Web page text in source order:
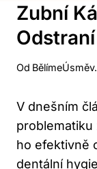
Zubní
Od
V dnešním
problematiku
ho efektivně
dentální